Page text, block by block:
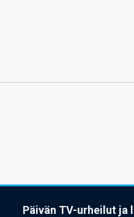
Päivän TV-urheilut